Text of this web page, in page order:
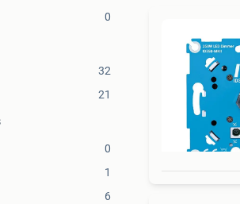
0
32
21
0
1
6